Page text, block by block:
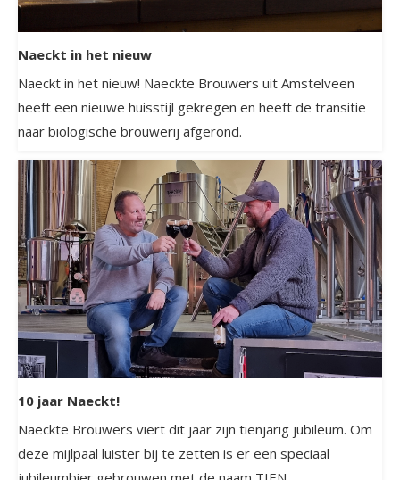
Naeckt in het nieuw
Naeckt in het nieuw! Naeckte Brouwers uit Amstelveen
heeft een nieuwe huisstijl gekregen en heeft de transitie
naar biologische brouwerij afgerond.
10 jaar Naeckt!
Naeckte Brouwers viert dit jaar zijn tienjarig jubileum. Om
deze mijlpaal luister bij te zetten is er een speciaal